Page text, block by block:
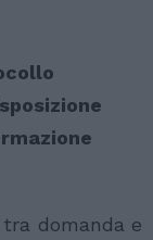
tra domanda e